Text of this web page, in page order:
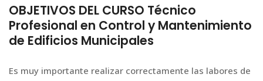
OBJETIVOS DEL CURSO Técnico
Profesional en Control y Mantenimiento
de Edificios Municipales
Es muy importante realizar correctamente las labores de